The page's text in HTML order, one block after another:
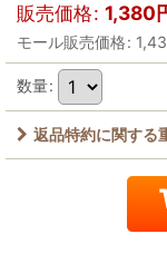
販売価格: 1,380
モール販売価格:
数量:
返品特約に関する